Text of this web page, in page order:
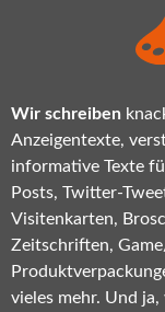
Wir schreiben
Anzeigentexte,
informative Texte
Posts, Twitter-
Visitenkarten,
Zeitschriften,
vieles mehr. Und